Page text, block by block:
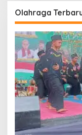
Olahraga